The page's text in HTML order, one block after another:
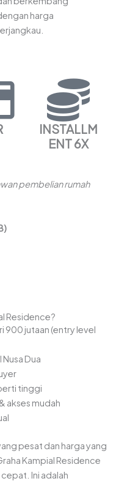
harga
INSTALLM
ENT 6X
pembelian rumah
Residence?
900 jutaan (entry level
Dua
tinggi
akses mudah
pesat dan harga yang
Kampial Residence
Ini adalah